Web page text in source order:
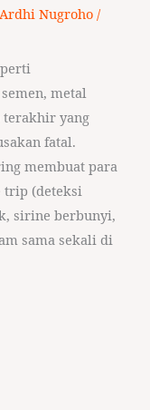
Ardhi Nugroho /
metal
terakhir yang
fatal.
membuat para
trip (deteksi
sirine berbunyi,
sama sekali di